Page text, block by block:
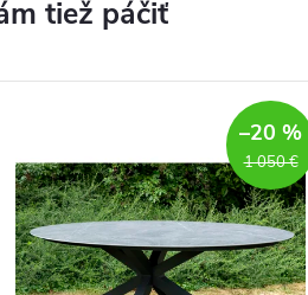
1 050 €
–20 %